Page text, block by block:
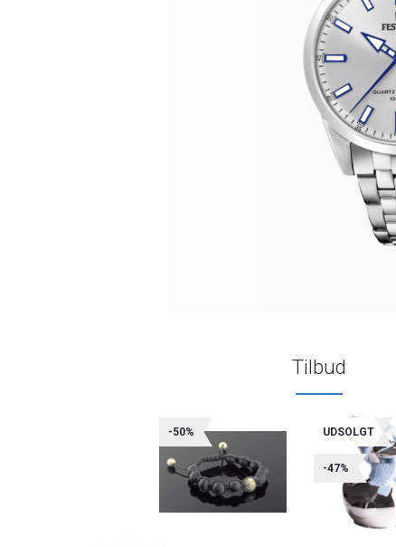
Tilbud
-50% UDSOLGT
-47%